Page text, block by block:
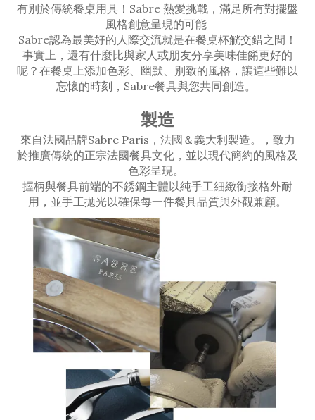
有別於傳統餐桌用具！Sabre 熱愛挑戰，滿足所有對擺盤
風格創意呈現的可能
Sabre認為最美好的人際交流就是在餐桌杯觥交錯之間！
事實上，還有什麼比與家人或朋友分享美味佳餚更好的
呢？在餐桌上添加色彩、幽默、別致的風格，讓這些難以
忘懷的時刻，Sabre餐具與您共同創造。
製造
來自法國品牌Sabre Paris，法國＆義大利製造。，致力
於推廣傳統的正宗法國餐具文化，並以現代簡約的風格及
色彩呈現。
握柄與餐具前端的不銹鋼主體以純手工細緻銜接格外耐
用，並手工拋光以確保每一件餐具品質與外觀兼顧。